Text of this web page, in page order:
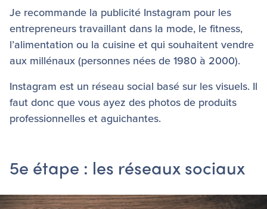
Je recommande la publicité Instagram pour les
entrepreneurs travaillant dans la mode, le fitness,
l’alimentation ou la cuisine et qui souhaitent vendre
aux millénaux (personnes nées de 1980 à 2000).
Instagram est un réseau social basé sur les visuels. Il
faut donc que vous ayez des photos de produits
professionnelles et aguichantes.
5e étape : les réseaux sociaux